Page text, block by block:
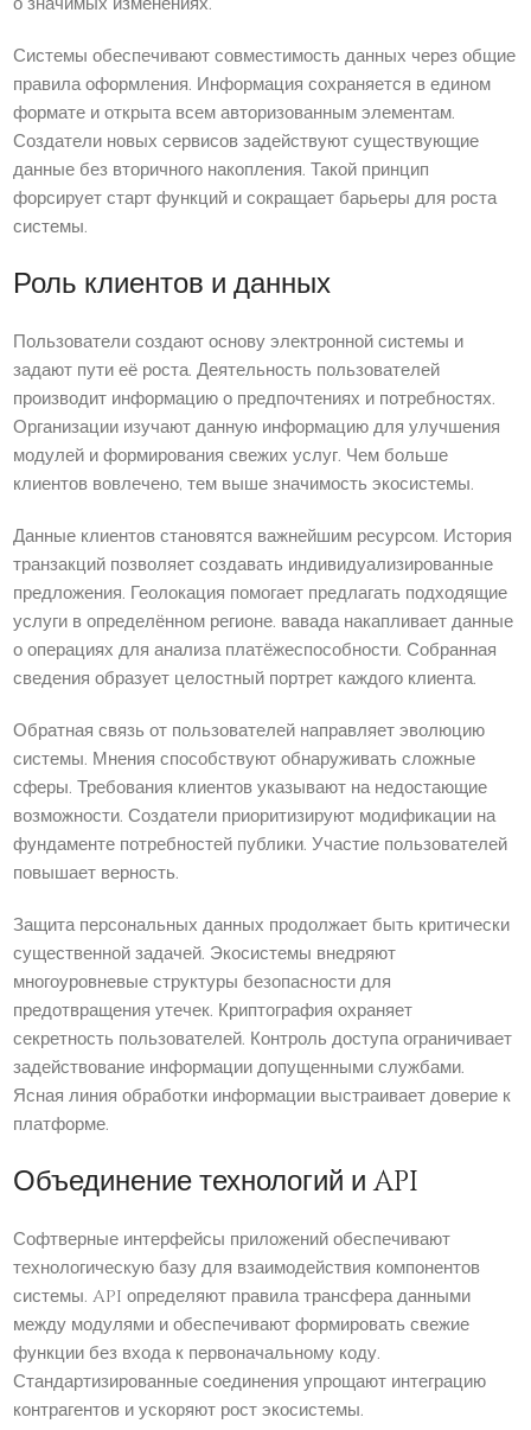
Системы обеспечивают совместимость данных через общие
правила оформления. Информация сохраняется в едином
формате и открыта всем авторизованным элементам.
Создатели новых сервисов задействуют существующие
данные без вторичного накопления. Такой принцип
форсирует старт функций и сокращает барьеры для роста
системы.
Роль клиентов и данных
Пользователи создают основу электронной системы и
задают пути её роста. Деятельность пользователей
производит информацию о предпочтениях и потребностях.
Организации изучают данную информацию для улучшения
модулей и формирования свежих услуг. Чем больше
клиентов вовлечено, тем выше значимость экосистемы.
Данные клиентов становятся важнейшим ресурсом. История
транзакций позволяет создавать индивидуализированные
предложения. Геолокация помогает предлагать подходящие
услуги в определённом регионе. вавада накапливает данные
о операциях для анализа платёжеспособности. Собранная
сведения образует целостный портрет каждого клиента.
Обратная связь от пользователей направляет эволюцию
системы. Мнения способствуют обнаруживать сложные
сферы. Требования клиентов указывают на недостающие
возможности. Создатели приоритизируют модификации на
фундаменте потребностей публики. Участие пользователей
повышает верность.
Защита персональных данных продолжает быть критически
существенной задачей. Экосистемы внедряют
многоуровневые структуры безопасности для
предотвращения утечек. Криптография охраняет
секретность пользователей. Контроль доступа ограничивает
задействование информации допущенными службами.
Ясная линия обработки информации выстраивает доверие к
платформе.
Объединение технологий и API
Софтверные интерфейсы приложений обеспечивают
технологическую базу для взаимодействия компонентов
системы. API определяют правила трансфера данными
между модулями и обеспечивают формировать свежие
функции без входа к первоначальному коду.
Стандартизированные соединения упрощают интеграцию
контрагентов и ускоряют рост экосистемы.